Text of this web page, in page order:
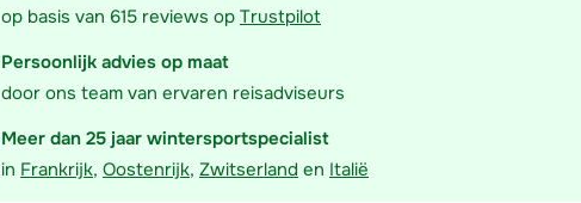
op basis van 615 reviews op Trustpilot
Persoonlijk advies op maat
door ons team van ervaren reisadviseurs
Meer dan 25 jaar wintersportspecialist
in Frankrijk, Oostenrijk, Zwitserland en Italië